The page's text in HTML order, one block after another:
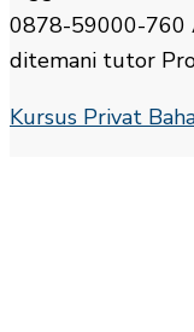
0878-59000-760
ditemani tutor
Kursus Privat